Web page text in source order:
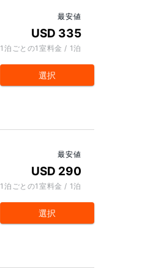
最安値
USD 335
1泊ごとの1室料金 / 1泊
選択
最安値
USD 290
1泊ごとの1室料金 / 1泊
選択